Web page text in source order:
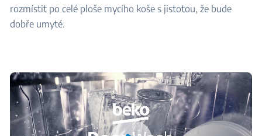
rozmístit po celé ploše mycího koše s jistotou, že bude
dobře umyté.